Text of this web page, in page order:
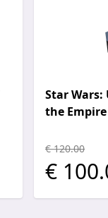
Star Wars:
the
€ 120.00
€